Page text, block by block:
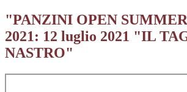
"PANZINI OPEN
2021: 12 luglio 2021 "IL
NASTRO"